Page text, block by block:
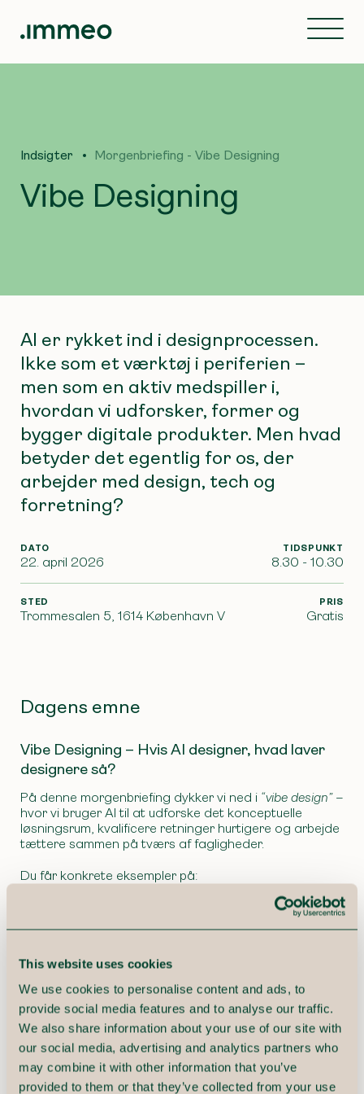
This website uses cookies
We use cookies to personalise content and ads, to
provide social media features and to analyse our traffic.
We also share information about your use of our site with
our social media, advertising and analytics partners who
may combine it with other information that you’ve
provided to them or that they’ve collected from your use
Indsigter Morgenbriefing - Vibe Designing
Vibe Designing
AI er rykket ind i designprocessen.
Ikke som et værktøj i periferien –
men som en aktiv medspiller i,
hvordan vi udforsker, former og
bygger digitale produkter. Men hvad
betyder det egentlig for os, der
arbejder med design, tech og
forretning?
DATO
22. april 2026
TIDSPUNKT
8.30 - 10.30
STED
Trommesalen 5, 1614 København V
PRIS
Gratis
Dagens emne
Vibe Designing – Hvis AI designer, hvad laver
designere så?
På denne morgenbriefing dykker vi ned i “vibe design”–
hvor vi bruger AI til at udforske det konceptuelle
løsningsrum, kvalificere retninger hurtigere og arbejde
tættere sammen på tværs af fagligheder.
Du får konkrete eksempler på:
Hvordan AI kan bruges til at udforske flere
Hvordan der opstår nye muligheder – og nye
spændinger – mellem design, udvikling og
Det her handler ikke om at automatisere design væk.
Det handler om, hvordan vores rolle ændrer sig, når
tempoet stiger og værktøjerne bliver klogere.